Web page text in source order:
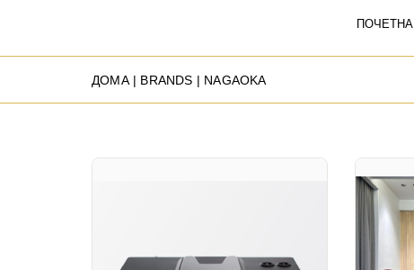
ПОЧЕТНА
ДОМА| BRANDS | NAGAOKA